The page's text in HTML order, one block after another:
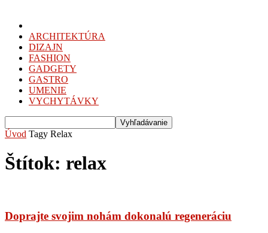
ARCHITEKTÚRA
DIZAJN
FASHION
GADGETY
GASTRO
UMENIE
VYCHYTÁVKY
Úvod Tagy Relax
Štítok: relax
Doprajte svojim nohám dokonalú regeneráciu